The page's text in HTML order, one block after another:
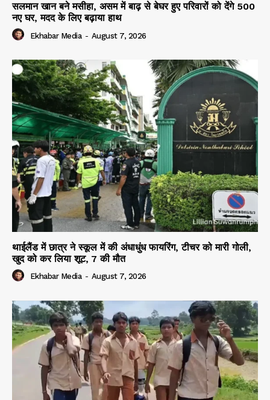
सलमान खान बने मसीहा, असम में बाढ़ से बेघर हुए परिवारों को देंगे 500
नए घर, मदद के लिए बढ़ाया हाथ
Ekhabar Media - August 7, 2026
थाईलैंड में छात्र ने स्कूल में की अंधाधुंध फायरिंग, टीचर को मारी गोली,
खुद को कर लिया शूट, 7 की मौत
Ekhabar Media - August 7, 2026